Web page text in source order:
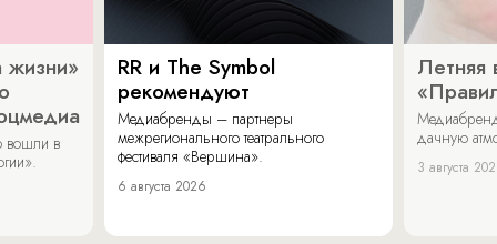
жизни»
вошли в
RR и The Symbol
рекомендуют
Медиабренды – партнеры
межрегионального театрального
фестиваля «Вершина».
6 августа 2026
Летняя
дачную
3 августа